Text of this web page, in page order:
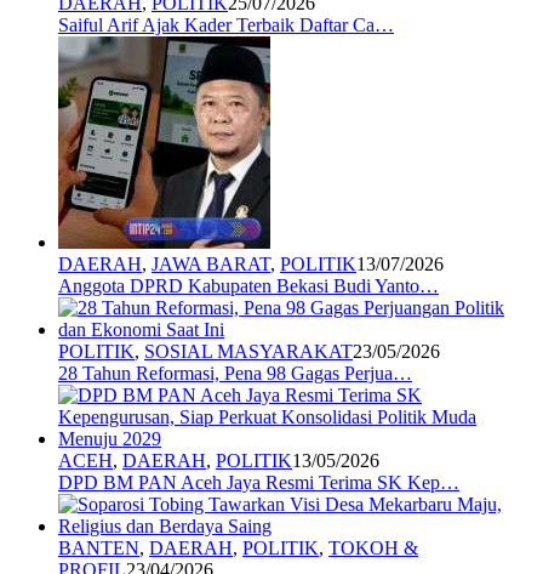
Saiful Arif Ajak Kader Terbaik Daftar Ca…
DAERAH, JAWA BARAT, POLITIK13/07/2026
Anggota DPRD Kabupaten Bekasi Budi Yanto…
POLITIK, SOSIAL MASYARAKAT23/05/2026
28 Tahun Reformasi, Pena 98 Gagas Perjua…
ACEH, DAERAH, POLITIK13/05/2026
DPD BM PAN Aceh Jaya Resmi Terima SK Kep…
BANTEN, DAERAH, POLITIK, TOKOH &
PROFIL23/04/2026